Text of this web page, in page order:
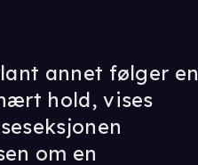
annet følger en
hold, vises
om en